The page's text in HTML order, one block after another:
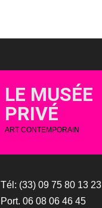
LE MUSÉE
PRIVÉ
ART CONTEMPORAIN
Tél: (33) 09 75 80 13 23
Port. 06 08 06 46 45